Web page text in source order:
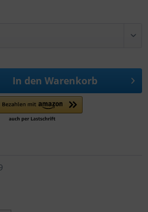
In den Warenkorb